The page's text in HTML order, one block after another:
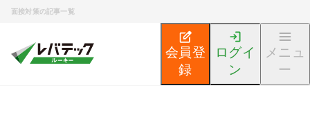
面接対策の記事一覧
会員登
録
ログイ
ン
メニュ
ー